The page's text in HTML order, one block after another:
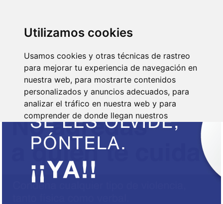
Utilizamos cookies
Usamos cookies y otras técnicas de rastreo
para mejorar tu experiencia de navegación en
nuestra web, para mostrarte contenidos
personalizados y anuncios adecuados, para
analizar el tráfico en nuestra web y para
comprender de donde llegan nuestros
visitantes.